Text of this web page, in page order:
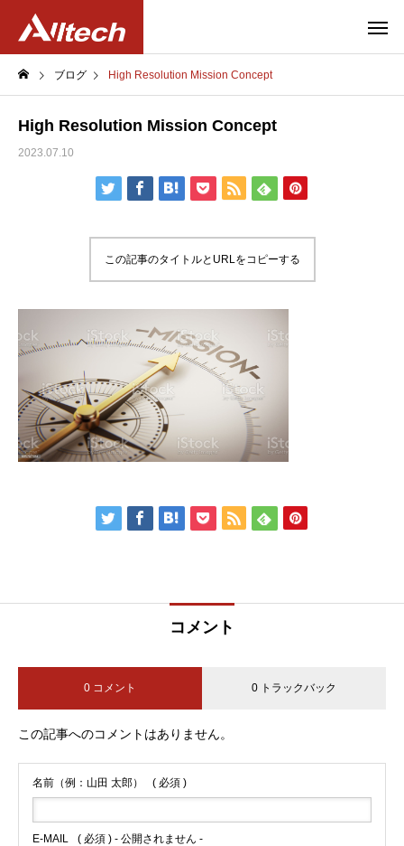
ブログ High Resolution Mission Concept
High Resolution Mission Concept
2023.07.10
この記事のタイトルとURLをコピーする
コメント
0 コメント 0 トラックバック
この記事へのコメントはありません。
名前（例：山田 太郎） ( 必須 )
E-MAIL ( 必須 ) - 公開されません -